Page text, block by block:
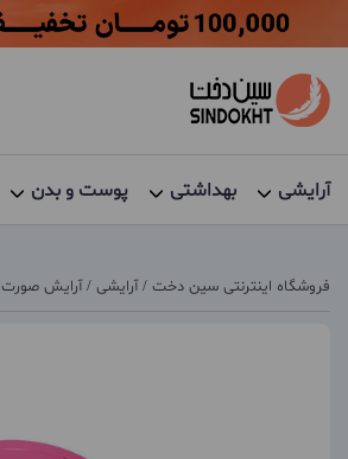
آرایشی بهداشتی پوست و بدن
فروشگاه اینترنتی سین دخت / آرایشی / آرایش صورت